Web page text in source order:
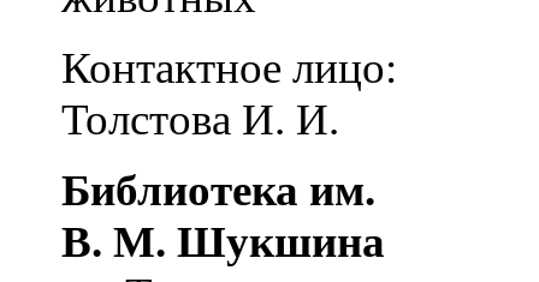
Контактное лицо:
Толстова И. И.
Библиотека им.
В. М. Шукшина